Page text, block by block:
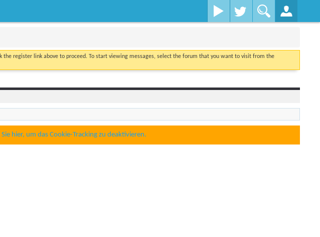
the register link above to proceed. To start viewing messages, select the forum that you want to visit from the
Sie hier, um das Cookie-Tracking zu deaktivieren.